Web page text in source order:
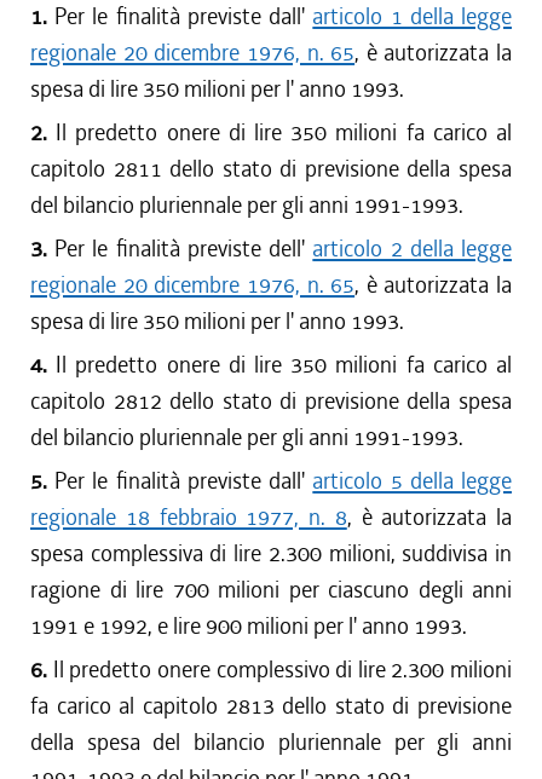
1. Per le finalità previste dall' articolo 1 della legge
regionale 20 dicembre 1976, n. 65, è autorizzata la
spesa di lire 350 milioni per l' anno 1993.
2. Il predetto onere di lire 350 milioni fa carico al
capitolo 2811 dello stato di previsione della spesa
del bilancio pluriennale per gli anni 1991-1993.
3. Per le finalità previste dell' articolo 2 della legge
regionale 20 dicembre 1976, n. 65, è autorizzata la
spesa di lire 350 milioni per l' anno 1993.
4. Il predetto onere di lire 350 milioni fa carico al
capitolo 2812 dello stato di previsione della spesa
del bilancio pluriennale per gli anni 1991-1993.
5. Per le finalità previste dall' articolo 5 della legge
regionale 18 febbraio 1977, n. 8, è autorizzata la
spesa complessiva di lire 2.300 milioni, suddivisa in
ragione di lire 700 milioni per ciascuno degli anni
1991 e 1992, e lire 900 milioni per l' anno 1993.
6. Il predetto onere complessivo di lire 2.300 milioni
fa carico al capitolo 2813 dello stato di previsione
della spesa del bilancio pluriennale per gli anni